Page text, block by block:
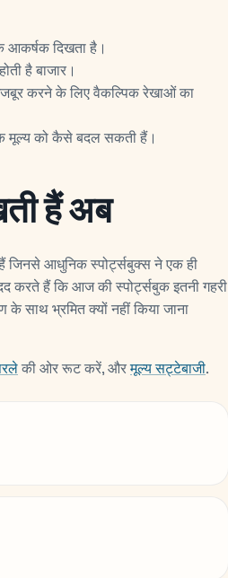
आकर्षक दिखता है।
है बाजार।
करने के लिए वैकल्पिक रेखाओं का
मूल्य को कैसे बदल सकती हैं।
हैं अब
जिनसे आधुनिक स्पोर्ट्सबुक्स ने एक ही
करते हैं कि आज की स्पोर्ट्सबुक इतनी गहरी
के साथ भ्रमित क्यों नहीं किया जाना
की ओर रूट करें, औरमूल्य सट्टेबाजी.